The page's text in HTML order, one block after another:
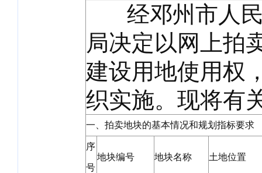
经邓州市人民
局决定以网上拍
建设用地使用权
织实施。现将有
一、拍卖地块的基本情况和规划指标要求
序
号
地块编号 地块名称 土地位置